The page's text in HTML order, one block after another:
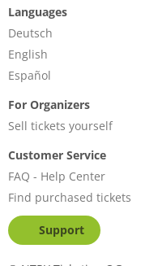
Languages
Deutsch
English
Español
For Organizers
Sell tickets yourself
Customer Service
FAQ - Help Center
Find purchased tickets
Support